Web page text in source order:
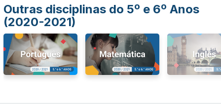
Outras disciplinas do 5º e 6º Anos
(2020-2021)